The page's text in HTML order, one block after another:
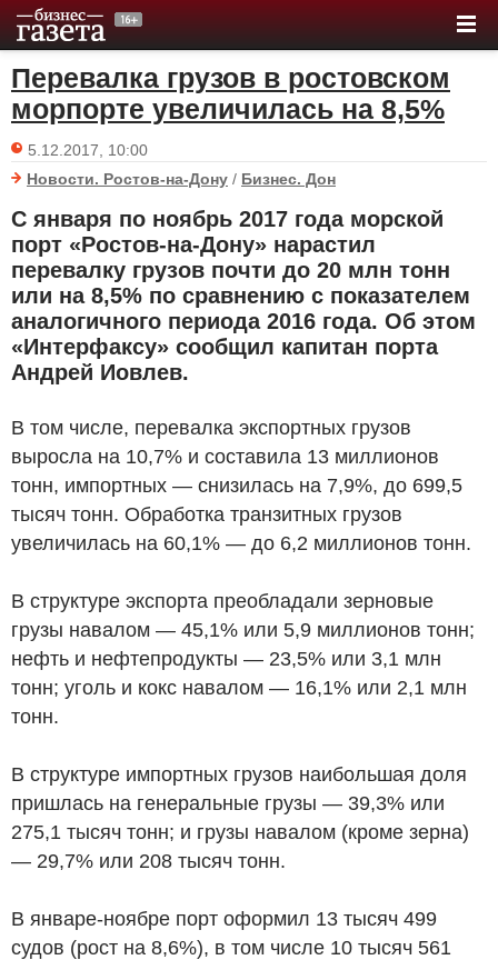
Перевалка грузов в ростовском
морпорте увеличилась на 8,5%
5.12.2017, 10:00
Новости. Ростов-на-Дону / Бизнес. Дон
С января по ноябрь 2017 года морской
порт «Ростов-на-Дону» нарастил
перевалку грузов почти до 20 млн тонн
или на 8,5% по сравнению с показателем
аналогичного периода 2016 года. Об этом
«Интерфаксу» сообщил капитан порта
Андрей Иовлев.
В том числе, перевалка экспортных грузов
выросла на 10,7% и составила 13 миллионов
тонн, импортных — снизилась на 7,9%, до 699,5
тысяч тонн. Обработка транзитных грузов
увеличилась на 60,1% — до 6,2 миллионов тонн.
В структуре экспорта преобладали зерновые
грузы навалом — 45,1% или 5,9 миллионов тонн;
нефть и нефтепродукты — 23,5% или 3,1 млн
тонн; уголь и кокс навалом — 16,1% или 2,1 млн
тонн.
В структуре импортных грузов наибольшая доля
пришлась на генеральные грузы — 39,3% или
275,1 тысяч тонн; и грузы навалом (кроме зерна)
— 29,7% или 208 тысяч тонн.
В январе-ноябре порт оформил 13 тысяч 499
судов (рост на 8,6%), в том числе 10 тысяч 561